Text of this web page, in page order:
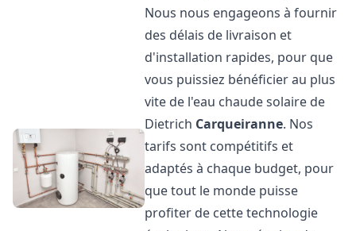
Nous nous engageons à fournir
des délais de livraison et
d'installation rapides, pour que
vous puissiez bénéficier au plus
vite de l'eau chaude solaire de
Dietrich Carqueiranne. Nos
tarifs sont compétitifs et
adaptés à chaque budget, pour
que tout le monde puisse
profiter de cette technologie